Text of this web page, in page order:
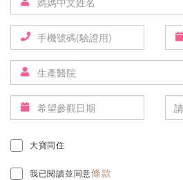
大寶同住
我已閱讀並同意條款